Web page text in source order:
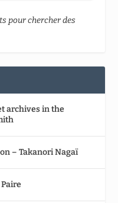
pour chercher des
archives in the
– Takanori Nagaï